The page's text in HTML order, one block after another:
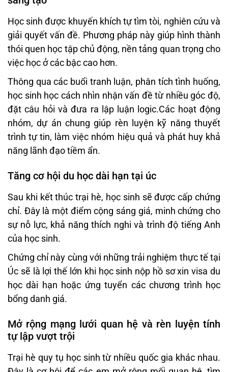
Học sinh được khuyến khích tự tìm tòi, nghiên cứu và
giải quyết vấn đề. Phương pháp này giúp hình thành
thói quen học tập chủ động, nền tảng quan trọng cho
việc học ở các bậc cao hơn.
Thông qua các buổi tranh luận, phân tích tình huống,
học sinh học cách nhìn nhận vấn đề từ nhiều góc độ,
đặt câu hỏi và đưa ra lập luận logic.Các hoạt động
nhóm, dự án chung giúp rèn luyện kỹ năng thuyết
trình tự tin, làm việc nhóm hiệu quả và phát huy khả
năng lãnh đạo tiềm ẩn.
Tăng cơ hội du học dài hạn tại úc
Sau khi kết thúc trại hè, học sinh sẽ được cấp chứng
chỉ. Đây là một điểm cộng sáng giá, minh chứng cho
sự nỗ lực, khả năng thích nghi và trình độ tiếng Anh
của học sinh.
Chứng chỉ này cùng với những trải nghiệm thực tế tại
Úc sẽ là lợi thế lớn khi học sinh nộp hồ sơ xin visa du
học dài hạn hoặc ứng tuyển các chương trình học
bổng danh giá.
Mở rộng mạng lưới quan hệ và rèn luyện tính
tự lập vượt trội
Trại hè quy tụ học sinh từ nhiều quốc gia khác nhau.